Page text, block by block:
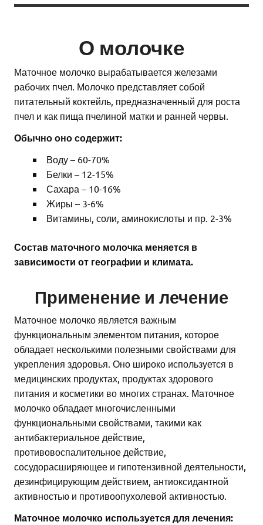
О молочке
Маточное молочко вырабатывается железами
рабочих пчел. Молочко представляет собой
питательный коктейль, предназначенный для роста
пчел и как пища пчелиной матки и ранней червы.
Обычно оно содержит:
Воду – 60-70%
Белки – 12-15%
Сахара – 10-16%
Жиры – 3-6%
Витамины, соли, аминокислоты и пр. 2-3%
Состав маточного молочка меняется в
зависимости от географии и климата.
Применение и лечение
Маточное молочко является важным
функциональным элементом питания, которое
обладает несколькими полезными свойствами для
укрепления здоровья. Оно широко используется в
медицинских продуктах, продуктах здорового
питания и косметики во многих странах. Маточное
молочко обладает многочисленными
функциональными свойствами, такими как
антибактериальное действие,
противовоспалительное действие,
сосудорасширяющее и гипотензивной деятельности,
дезинфицирующим действием, антиоксидантной
активностью и противоопухолевой активностью.
Маточное молочко используется для лечения: